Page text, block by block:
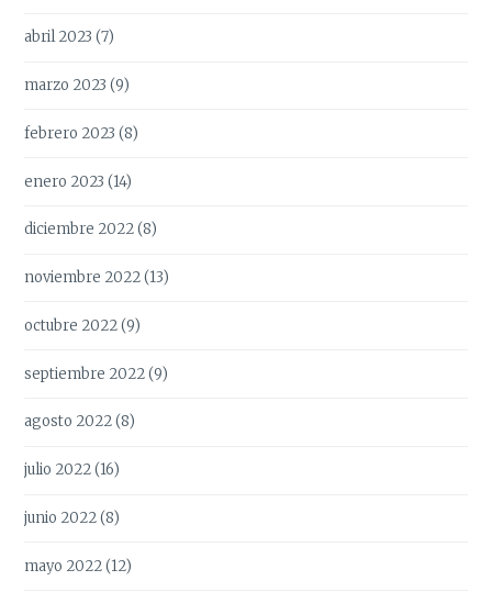
abril 2023 (7)
marzo 2023 (9)
febrero 2023 (8)
enero 2023 (14)
diciembre 2022(8)
noviembre 2022(13)
octubre 2022(9)
septiembre 2022(9)
agosto 2022(8)
julio 2022(16)
junio 2022(8)
mayo 2022(12)